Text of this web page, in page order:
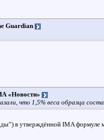
Guardian
«Новости»
что 1,5% веса образца
в утверждённой IMA формуле